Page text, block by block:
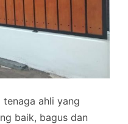
ahli yang
baik, bagus dan